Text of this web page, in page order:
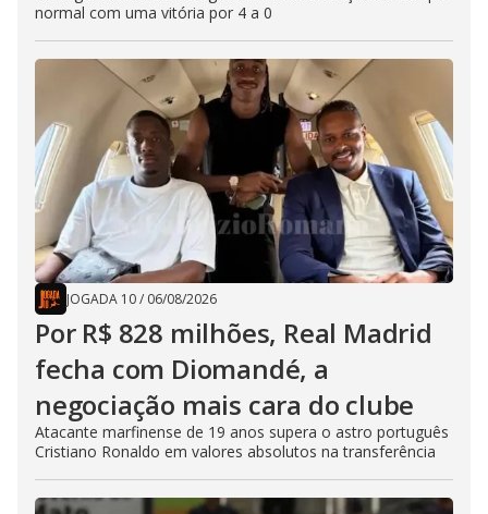
normal com uma vitória por 4 a 0
JOGADA 10/ 06/08/2026
Por R$ 828 milhões, Real Madrid
fecha com Diomandé, a
negociação mais cara do clube
Atacante marfinense de 19 anos supera o astro português
Cristiano Ronaldo em valores absolutos na transferência